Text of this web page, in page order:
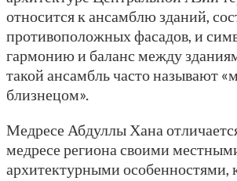
относится к ансамблю зданий,
противоположных фасадов, и
гармонию и баланс между
такой ансамбль часто называют
близнецом».
Медресе Абдуллы Хана
медресе региона своими
архитектурными особенностями,